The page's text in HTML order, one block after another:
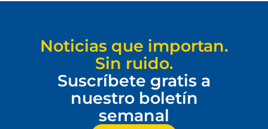
Noticias que importan.
Sin ruido.
Suscríbete gratis a
nuestro boletín
semanal